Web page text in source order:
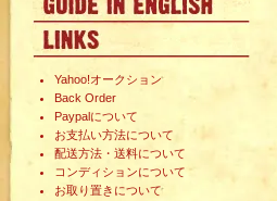
Yahoo!オークション
Back Order
Paypalについて
お支払い方法について
配送方法・送料について
コンディションについて
お取り置きについて